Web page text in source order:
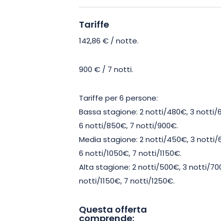
allestiti per offrire spazio e luce. Sia
gli amici, avrete a disposizione 4
persone, con bagni e docce separate
Ogni camera è caratterizzata da
indulgenza, la casa dispone anche di
attrezzata e di un bel soggiorno,
tranquillità.
I piaceri dell’aria aperta saranno
a uno spazio esterno paesaggistico.
o serate sotto le stelle! L’ampio
Tariffe
142,86 € / notte.
900 € / 7 notti.
Tariffe per 6 persone:
Bassa stagione: 2 notti/480€, 3
6 notti/850€, 7 notti/900€.
Media stagione: 2 notti/450€, 3
6 notti/1050€, 7 notti/1150€.
Alta stagione: 2 notti/500€, 3 notti/
notti/1150€, 7 notti/1250€.
Questa offerta